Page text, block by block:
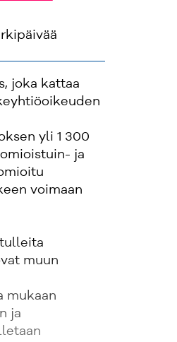
joka kattaa
yli 1 300
ja
voimaan
muun
mukaan
ja